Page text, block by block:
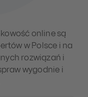
online są
w Polsce i na
rozwiązań i
wygodnie i